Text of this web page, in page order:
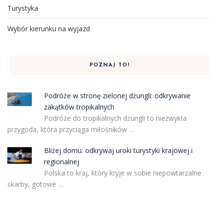
Turystyka
Wybór kierunku na wyjazd
POZNAJ TO!
Podróże w stronę zielonej dżungli: odkrywanie
zakątków tropikalnych
Podróże do tropikalnych dżungli to niezwykła
przygoda, która przyciąga miłośników …
Bliżej domu: odkrywaj uroki turystyki krajowej i
regionalnej
Polska to kraj, który kryje w sobie niepowtarzalne
skarby, gotowe …